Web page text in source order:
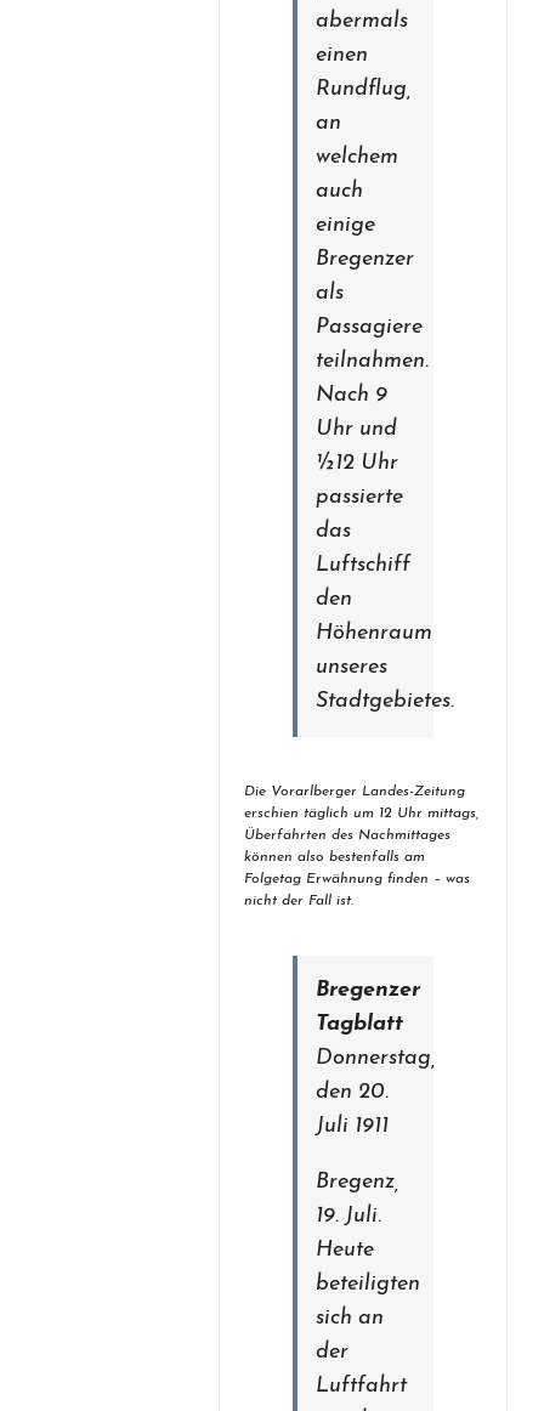
abermals
einen
Rundflug,
an
welchem
auch
einige
Bregenzer
als
Passagiere
teilnahmen.
Nach 9
Uhr und
½12 Uhr
passierte
das
Luftschiff
den
Höhenraum
unseres
Stadtgebietes.
Die Vorarlberger Landes-Zeitung
erschien täglich um 12 Uhr mittags,
Überfahrten des Nachmittages
können also bestenfalls am
Folgetag Erwähnung finden – was
nicht der Fall ist.
Bregenzer
Tagblatt
Donnerstag,
den 20.
Juli 1911
Bregenz,
19. Juli.
Heute
beteiligten
sich an
der
Luftfahrt